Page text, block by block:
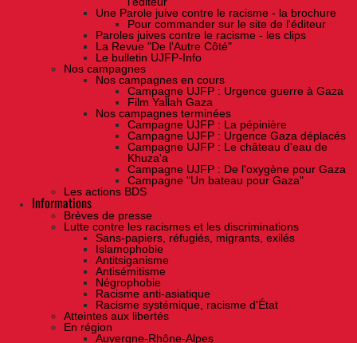
Une Parole juive contre le racisme - la brochure
Pour commander sur le site de l'éditeur
Paroles juives contre le racisme - les clips
La Revue "De l'Autre Côté"
Le bulletin UJFP-Info
Nos campagnes
Nos campagnes en cours
Campagne UJFP : Urgence guerre à Gaza
Film Yallah Gaza
Nos campagnes terminées
Campagne UJFP : La pépinière
Campagne UJFP : Urgence Gaza déplacés
Campagne UJFP : Le château d'eau de
Khuza'a
Campagne UJFP : De l'oxygène pour Gaza
Campagne "Un bateau pour Gaza"
Les actions BDS
Informations
Brèves de presse
Lutte contre les racismes et les discriminations
Sans-papiers, réfugiés, migrants, exilés
Islamophobie
Antitsiganisme
Antisémitisme
Négrophobie
Racisme anti-asiatique
Racisme systémique, racisme d'État
Atteintes aux libertés
En région
Auvergne-Rhône-Alpes